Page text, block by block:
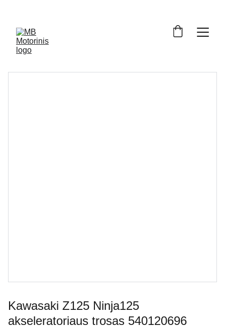
Kawasaki Z125 Ninja125
akseleratoriaus trosas 540120696